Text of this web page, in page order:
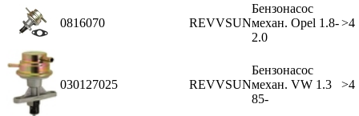
0816070 REVVSUN
Бензонасос
механ. Opel 1.8-
2.0
>4
030127025 REVVSUN
Бензонасос
механ. VW 1.3
85-
>4